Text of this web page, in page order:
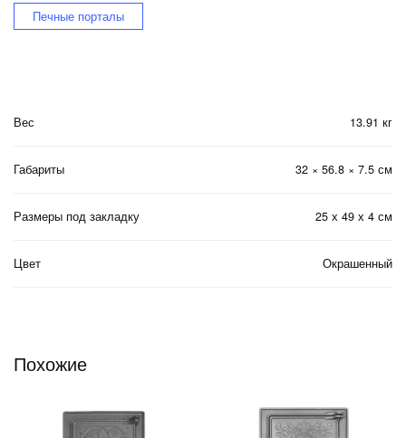
Печные порталы
Вес 13.91 кг
Габариты 32 × 56.8 × 7.5 см
Размеры под закладку 25 х 49 х 4 см
Цвет Окрашенный
Похожие